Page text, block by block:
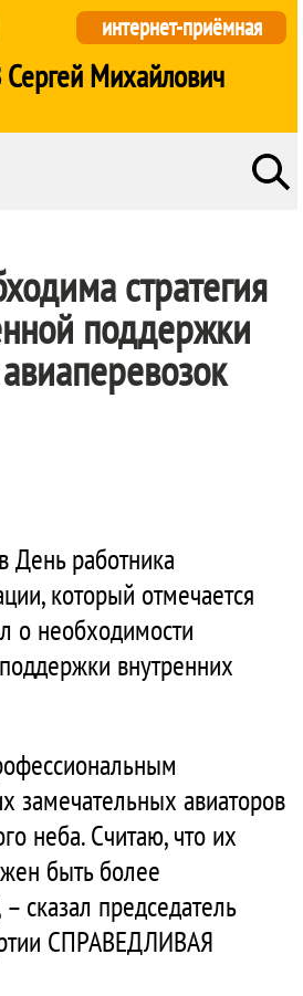
Михайлович
интернет-приёмная
стратегия
поддержки
День работника
который отмечается
о необходимости
внутренних
замечательных авиаторов
неба. Считаю, что их
быть более
сказал председатель
СПРАВЕДЛИВАЯ